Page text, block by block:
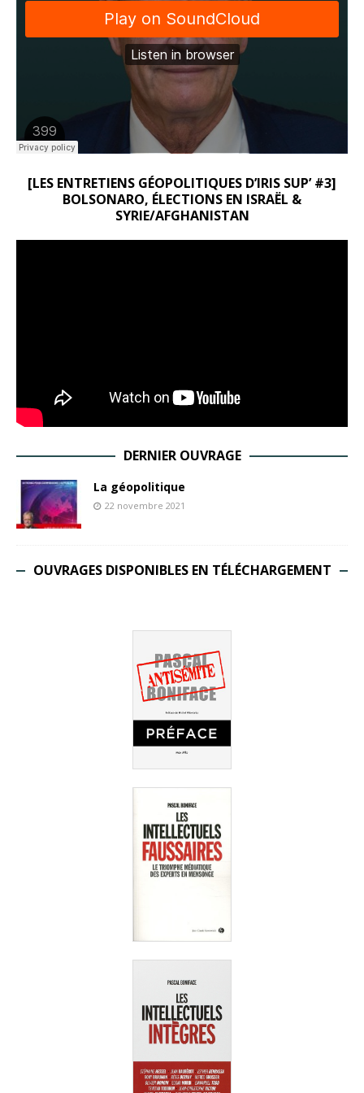
[LES ENTRETIENS GÉOPOLITIQUES D’IRIS SUP’ #3]
BOLSONARO, ÉLECTIONS EN ISRAËL &
SYRIE/AFGHANISTAN
DERNIER OUVRAGE
La géopolitique
22 novembre 2021
OUVRAGES DISPONIBLES EN TÉLÉCHARGEMENT